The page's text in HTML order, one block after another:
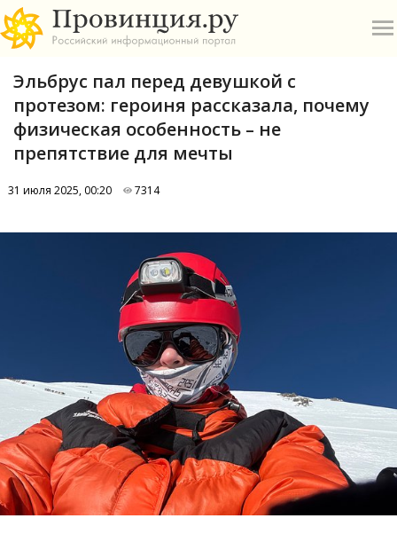
А
Е
И
С
Эльбрус пал перед девушкой с
протезом: героиня рассказала, почему
физическая особенность – не
препятствие для мечты
31 июля 2025, 00:20 7314